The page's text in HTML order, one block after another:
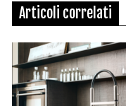
Articoli correlati